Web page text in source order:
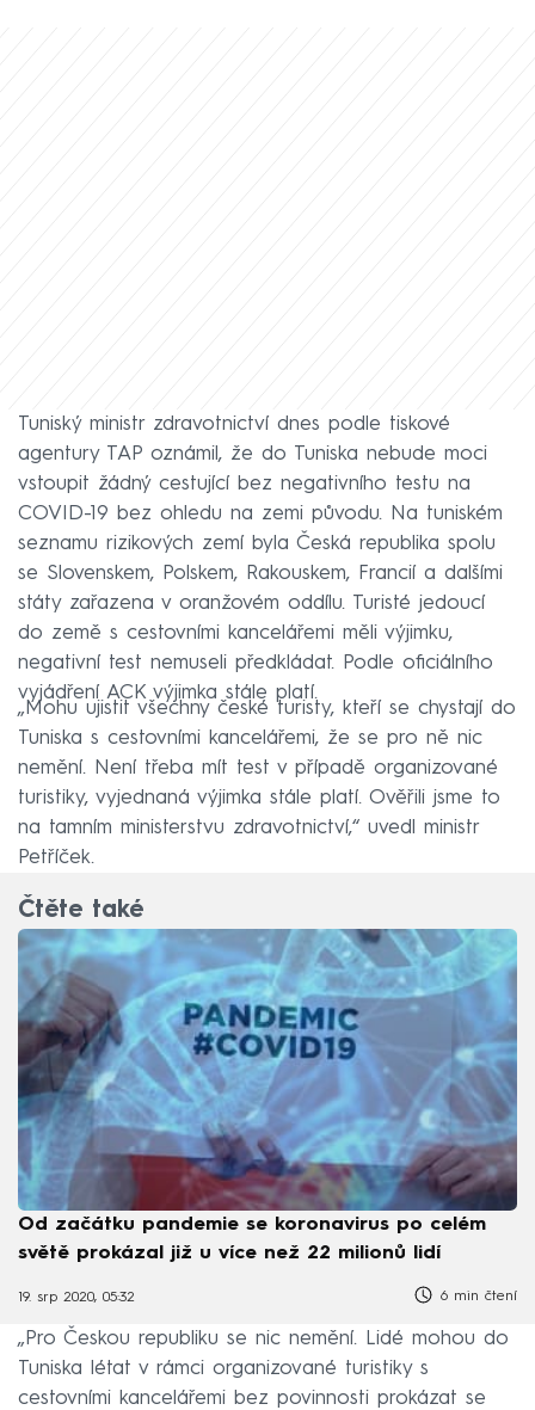
Tuniský ministr zdravotnictví dnes podle tiskové
agentury TAP oznámil, že do Tuniska nebude moci
vstoupit žádný cestující bez negativního testu na
COVID-19 bez ohledu na zemi původu. Na tuniském
seznamu rizikových zemí byla Česká republika spolu
se Slovenskem, Polskem, Rakouskem, Francií a dalšími
státy zařazena v oranžovém oddílu. Turisté jedoucí
do země s cestovními kancelářemi měli výjimku,
negativní test nemuseli předkládat. Podle oficiálního
vyjádření ACK výjimka stále platí.
„Mohu ujistit všechny české turisty, kteří se chystají do
Tuniska s cestovními kancelářemi, že se pro ně nic
nemění. Není třeba mít test v případě organizované
turistiky, vyjednaná výjimka stále platí. Ověřili jsme to
na tamním ministerstvu zdravotnictví,“ uvedl ministr
Petříček.
Čtěte také
Od začátku pandemie se koronavirus po celém
světě prokázal již u více než 22 milionů lidí
19. srp 2020, 05:32 6 min čtení
„Pro Českou republiku se nic nemění. Lidé mohou do
Tuniska létat v rámci organizované turistiky s
cestovními kancelářemi bez povinnosti prokázat se